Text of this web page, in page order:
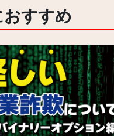
すすめ